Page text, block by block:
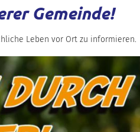
Gemeinde!
Leben vor Ort zu informieren.